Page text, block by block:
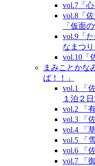
vol.7「
vol.8「
「仮面
vol.9「
なまつ
vol.10「
まみことかな
ば！！」
vol.1 「
１泊２
vol.2 「
vol.3 「
vol.4 「
vol.5 「
vol.6 「
vol.7 「